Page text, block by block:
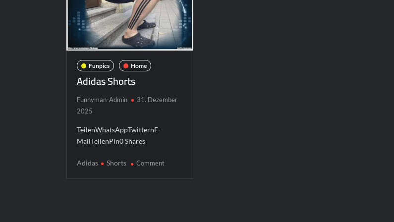
Funpics Home
Adidas Shorts
Funnyman-Admin
31. Dezember
2025
TeilenWhatsAppTwitternE-
MailTeilenPin0 Shares
Adidas Shorts Commenton